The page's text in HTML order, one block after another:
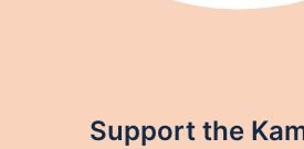
Support the